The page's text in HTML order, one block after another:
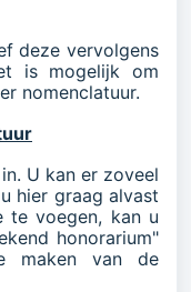
deze vervolgens
is mogelijk om
nomenclatuur.
U kan er zoveel
hier graag alvast
te voegen, kan u
honorarium"
maken van de